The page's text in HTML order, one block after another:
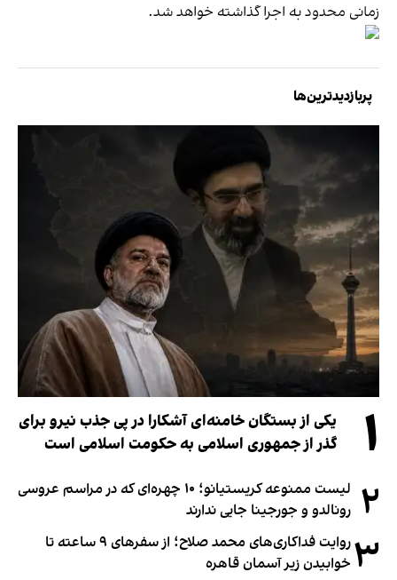
زمانی محدود به اجرا گذاشته خواهد شد.
پربازدیدترین‌ها
۱
یکی از بستگان خامنه‌ای آشکارا در پی جذب نیرو برای
گذر از جمهوری اسلامی به حکومت اسلامی است
۲
لیست ممنوعه کریستیانو؛ ۱۰ چهره‌ای که در مراسم عروسی
رونالدو و جورجینا جایی ندارند
۳
روایت فداکاری‌های محمد صلاح؛ از سفرهای ۹ ساعته تا
خوابیدن زیر آسمان قاهره